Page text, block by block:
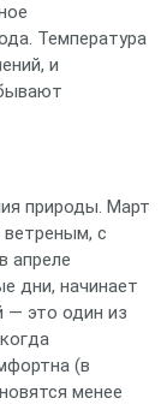
Температура
и
природы. Март
с
апреле
дни, начинает
— это один из
(в
менее